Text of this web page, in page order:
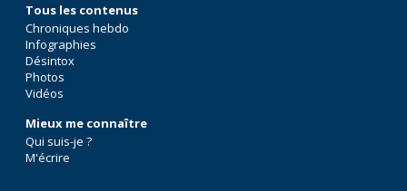
Tous les contenus
Chroniques hebdo
Infographies
Désintox
Photos
Vidéos
Mieux me connaître
Qui suis-je ?
M'écrire